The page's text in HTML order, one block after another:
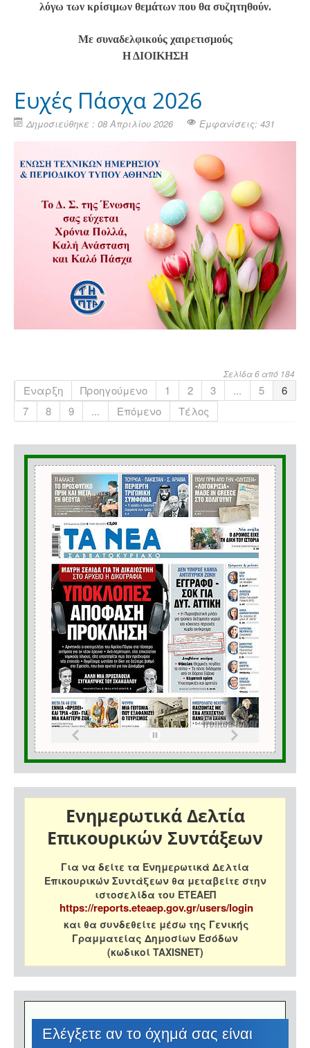
λόγω των κρίσιμων θεμάτων που θα συζητηθούν.
Με συναδελφικούς χαιρετισμούς
Η ΔΙΟΙΚΗΣΗ
Ευχές Πάσχα 2026
Δημοσιεύθηκε : 08 Απριλίου 2026 Εμφανίσεις: 431
Σελίδα 6 από 184
Έναρξη Προηγούμενο 1 2 3 ... 5
6
7
8 9 ... Επόμενο Τέλος
Ενημερωτικά Δελτία
Επικουρικών Συντάξεων
Για να δείτε τα Ενημερωτικά Δελτία
Επικουρικών Συντάξεων θα μεταβείτε στην
ιστοσελίδα του ΕΤΕΑΕΠ
https://reports.eteaep.gov.gr/users/login
και θα συνδεθείτε μέσω της Γενικής
Γραμματείας Δημοσίων Εσόδων
(κωδικοί TAXISNET)
Eλέγξετε αν το όχημά σας είναι